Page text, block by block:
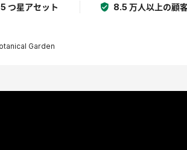
5 つ星アセット 8.5 万人以上の顧
Garden